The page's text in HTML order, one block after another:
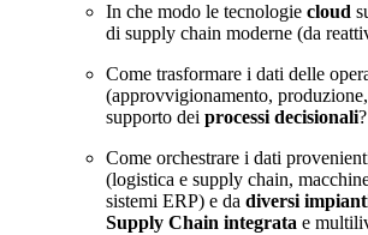
In che modo le tecnologie cloud
di supply chain moderne (da
Come trasformare i dati delle
(approvvigionamento,
supporto dei processi decisionali?
Come orchestrare i dati
(logistica e supply chain,
sistemi ERP) e da diversi
Supply Chain integrata e